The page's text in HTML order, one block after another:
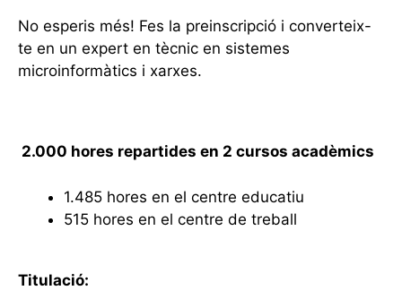
No esperis més! Fes la preinscripció i converteix-
te en un expert en tècnic en sistemes
microinformàtics i xarxes.
2.000 hores repartides en 2 cursos acadèmics
1.485 hores en el centre educatiu
515 hores en el centre de treball
Titulació: